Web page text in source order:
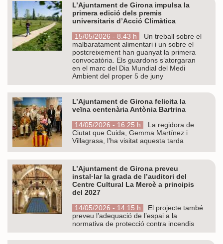
L’Ajuntament de Girona impulsa la
primera edició dels premis
universitaris d’Acció Climàtica
15/05/2026 - 8.43 h
Un treball sobre el
malbaratament alimentari i un sobre el
postcreixement han guanyat la primera
convocatòria. Els guardons s’atorgaran
en el marc del Dia Mundial del Medi
Ambient del proper 5 de juny
L’Ajuntament de Girona felicita la
veïna centenària Antònia Bartrina
14/05/2026 - 16.25 h
La regidora de
Ciutat que Cuida, Gemma Martínez i
Villagrasa, l’ha visitat aquesta tarda
L’Ajuntament de Girona preveu
instal·lar la grada de l’auditori del
Centre Cultural La Mercè a principis
del 2027
14/05/2026 - 14.15 h
El projecte també
preveu l’adequació de l’espai a la
normativa de protecció contra incendis